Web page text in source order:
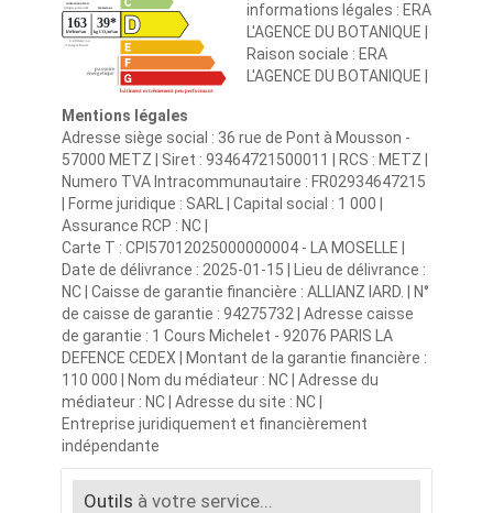
Mentions légales
informations légales : ERA
L'AGENCE DU BOTANIQUE |
Raison sociale : ERA
L'AGENCE DU BOTANIQUE |
Adresse siège social : 36 rue de Pont à Mousson -
57000 METZ | Siret : 93464721500011 | RCS : METZ |
Numero TVA Intracommunautaire : FR02934647215
| Forme juridique : SARL | Capital social : 1 000 |
Assurance RCP : NC |
Carte T : CPI57012025000000004 - LA MOSELLE |
Date de délivrance : 2025-01-15 | Lieu de délivrance :
NC | Caisse de garantie financière : ALLIANZ IARD. | N°
de caisse de garantie : 94275732 | Adresse caisse
de garantie : 1 Cours Michelet - 92076 PARIS LA
DEFENCE CEDEX | Montant de la garantie financière :
110 000 | Nom du médiateur : NC | Adresse du
médiateur : NC | Adresse du site : NC |
Entreprise juridiquement et financièrement
indépendante
Outils à votre service...